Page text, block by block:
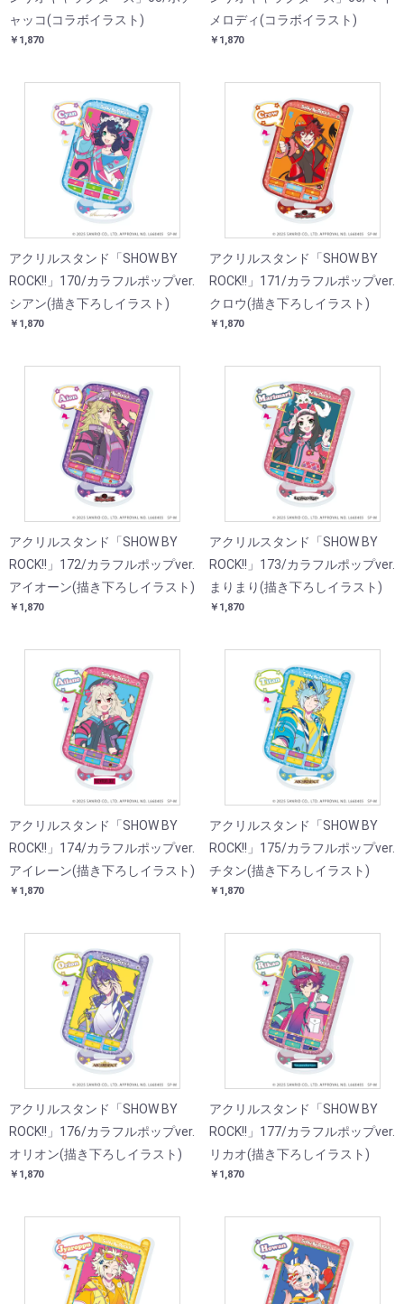
ャッコ(コラボイラスト)
￥1,870
メロディ(コラボイラスト)
￥1,870
アクリルスタンド「SHOW BY
ROCK!!」170/カラフルポップver.
シアン(描き下ろしイラスト)
￥1,870
アクリルスタンド「SHOW BY
ROCK!!」171/カラフルポップver.
クロウ(描き下ろしイラスト)
￥1,870
アクリルスタンド「SHOW BY
ROCK!!」172/カラフルポップver.
アイオーン(描き下ろしイラスト)
￥1,870
アクリルスタンド「SHOW BY
ROCK!!」173/カラフルポップver.
まりまり(描き下ろしイラスト)
￥1,870
アクリルスタンド「SHOW BY
ROCK!!」174/カラフルポップver.
アイレーン(描き下ろしイラスト)
￥1,870
アクリルスタンド「SHOW BY
ROCK!!」175/カラフルポップver.
チタン(描き下ろしイラスト)
￥1,870
アクリルスタンド「SHOW BY
ROCK!!」176/カラフルポップver.
オリオン(描き下ろしイラスト)
￥1,870
アクリルスタンド「SHOW BY
ROCK!!」177/カラフルポップver.
リカオ(描き下ろしイラスト)
￥1,870